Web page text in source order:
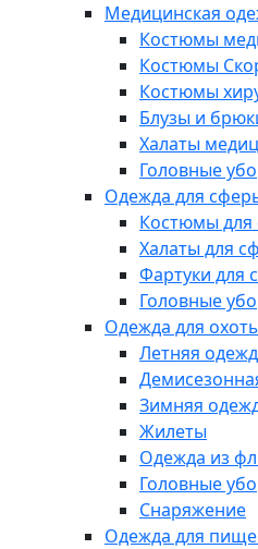
Медицинская
Костюмы
Костюмы
Костюмы
Блузы и
Халаты
Головные
Одежда для
Костюмы для
Халаты для
Фартуки для
Головные
Одежда для
Летняя
Зимняя
Жилеты
Одежда из
Головные
Снаряжение
Одежда для